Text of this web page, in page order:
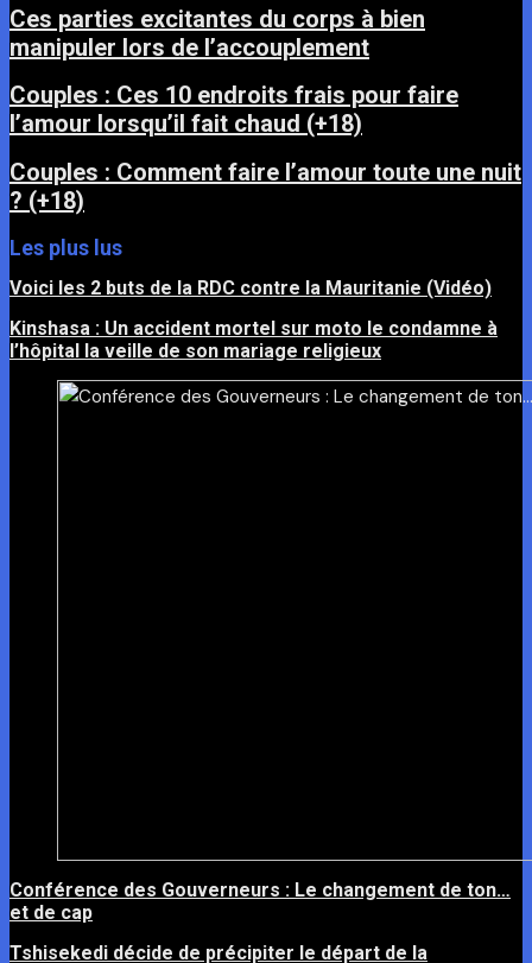
Ces parties excitantes du corps à bien
manipuler lors de l’accouplement
Couples : Ces 10 endroits frais pour faire
l’amour lorsqu’il fait chaud (+18)
Couples : Comment faire l’amour toute une nuit
? (+18)
Les plus lus
Voici les 2 buts de la RDC contre la Mauritanie (Vidéo)
Kinshasa : Un accident mortel sur moto le condamne à
l’hôpital la veille de son mariage religieux
Conférence des Gouverneurs : Le changement de ton…
et de cap
Tshisekedi décide de précipiter le départ de la